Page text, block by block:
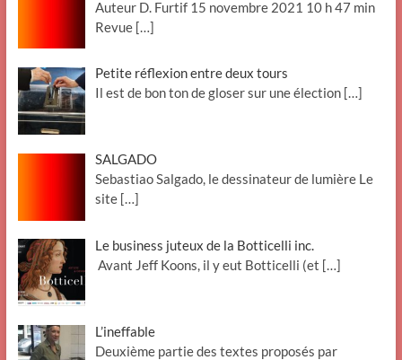
Auteur D. Furtif 15 novembre 2021 10 h 47 min
Revue […]
Petite réflexion entre deux tours
Il est de bon ton de gloser sur une élection […]
SALGADO
Sebastiao Salgado, le dessinateur de lumière Le
site […]
Le business juteux de la Botticelli inc.
Avant Jeff Koons, il y eut Botticelli (et […]
L’ineffable
Deuxième partie des textes proposés par